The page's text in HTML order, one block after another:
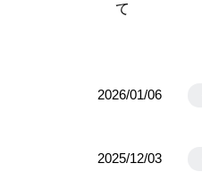
て
2026/01/06
2025/12/03